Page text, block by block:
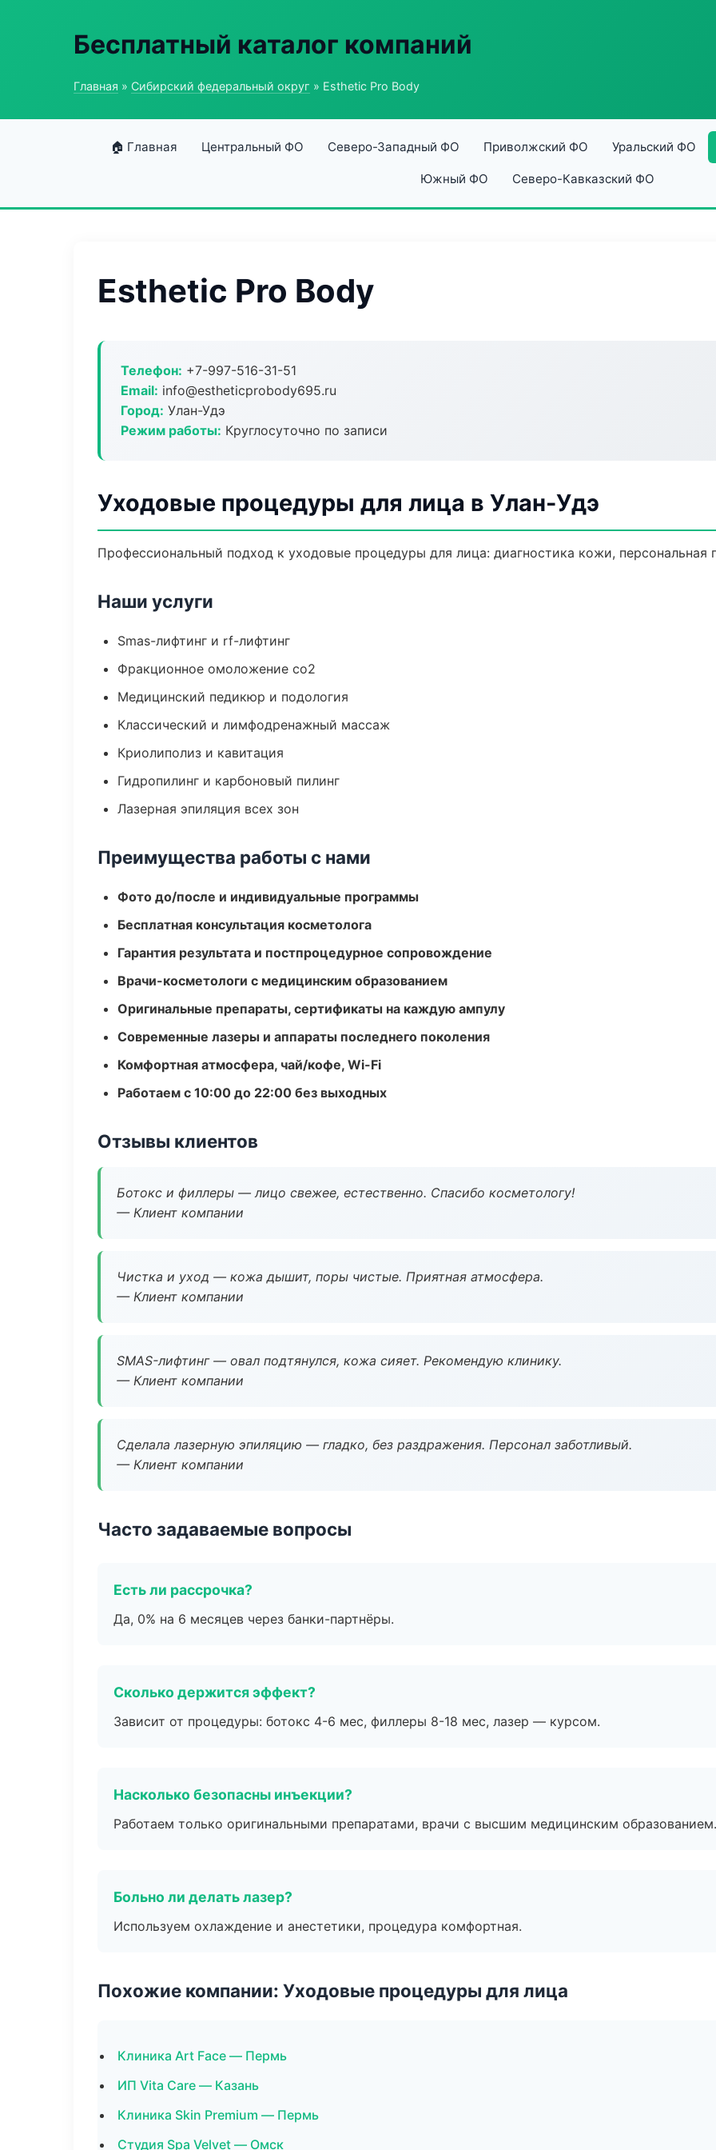
Бесплатный каталог компаний
Главная » Сибирский федеральный округ » Esthetic Pro Body
🏠 Главная Центральный ФО Северо-Западный ФО Приволжский ФО Уральский ФО
Южный ФО Северо-Кавказский ФО
Esthetic Pro Body
Телефон: +7-997-516-31-51
Email: info@estheticprobody695.ru
Город: Улан-Удэ
Режим работы: Круглосуточно по записи
Уходовые процедуры для лица в Улан-Удэ
Профессиональный подход к уходовые процедуры для лица: диагностика кожи, персональная
Наши услуги
Smas-лифтинг и rf-лифтинг
Фракционное омоложение co2
Медицинский педикюр и подология
Классический и лимфодренажный массаж
Криолиполиз и кавитация
Гидропилинг и карбоновый пилинг
Лазерная эпиляция всех зон
Преимущества работы с нами
Фото до/после и индивидуальные программы
Бесплатная консультация косметолога
Гарантия результата и постпроцедурное сопровождение
Врачи-косметологи с медицинским образованием
Оригинальные препараты, сертификаты на каждую ампулу
Современные лазеры и аппараты последнего поколения
Комфортная атмосфера, чай/кофе, Wi-Fi
Работаем с 10:00 до 22:00 без выходных
Отзывы клиентов
Ботокс и филлеры — лицо свежее, естественно. Спасибо косметологу!
— Клиент компании
Чистка и уход — кожа дышит, поры чистые. Приятная атмосфера.
— Клиент компании
SMAS-лифтинг — овал подтянулся, кожа сияет. Рекомендую клинику.
— Клиент компании
Сделала лазерную эпиляцию — гладко, без раздражения. Персонал заботливый.
— Клиент компании
Часто задаваемые вопросы
Есть ли рассрочка?
Да, 0% на 6 месяцев через банки-партнёры.
Сколько держится эффект?
Зависит от процедуры: ботокс 4-6 мес, филлеры 8-18 мес, лазер — курсом.
Насколько безопасны инъекции?
Работаем только оригинальными препаратами, врачи с высшим медицинским образованием.
Больно ли делать лазер?
Используем охлаждение и анестетики, процедура комфортная.
Похожие компании: Уходовые процедуры для лица
Клиника Art Face — Пермь
ИП Vita Care — Казань
Клиника Skin Premium — Пермь
Студия Spa Velvet — Омск